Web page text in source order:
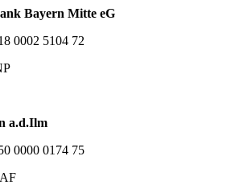
Bayern Mitte eG
0002 5104 72
a.d.Ilm
0000 0174 75